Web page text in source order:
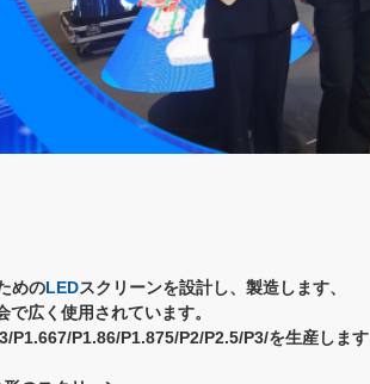
めのLEDスクリーンを設計し、製造します、
広く使用されています。
P1.86/P1.875/P2/P2.5/P3/を生産します